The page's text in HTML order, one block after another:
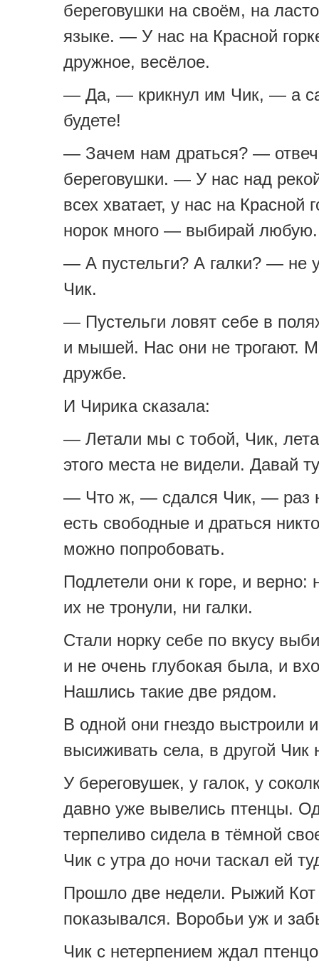
береговушки на своём, на
языке. — У нас на Красной
дружное, весёлое.
— Да, — крикнул им Чик, — а
будете!
— Зачем нам драться? —
береговушки. — У нас над
всех хватает, у нас на Красной
норок много — выбирай любую.
— А пустельги? А галки? — не
Чик.
— Пустельги ловят себе в
и мышей. Нас они не трогают.
дружбе.
И Чирика сказала:
— Летали мы с тобой, Чик,
этого места не видели. Давай
— Что ж, — сдался Чик, — раз
есть свободные и драться
можно попробовать.
Подлетели они к горе, и верно:
их не тронули, ни галки.
Стали норку себе по вкусу
и не очень глубокая была, и
Нашлись такие две рядом.
В одной они гнездо выстроили
высиживать села, в другой Чик
У береговушек, у галок, у
давно уже вывелись птенцы.
терпеливо сидела в тёмной
Чик с утра до ночи таскал ей
Прошло две недели. Рыжий Кот
показывался. Воробьи уж и
Чик с нетерпением ждал